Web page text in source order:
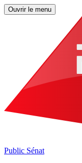
Ouvrir le menu
Public Sénat